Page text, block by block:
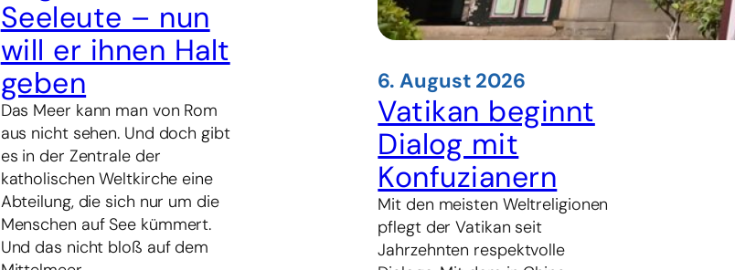
Seeleute – nun
will er ihnen Halt
geben
Das Meer kann man von Rom
aus nicht sehen. Und doch gibt
es in der Zentrale der
katholischen Weltkirche eine
Abteilung, die sich nur um die
Menschen auf See kümmert.
Und das nicht bloß auf dem
6. August 2026
Vatikan beginnt
Dialog mit
Konfuzianern
Mit den meisten Weltreligionen
pflegt der Vatikan seit
Jahrzehnten respektvolle